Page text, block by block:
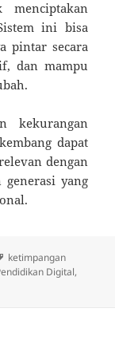
ini bisa
pintar secara
dan mampu
kekurangan
dapat
dengan
generasi yang
Tags
ketimpangan
Digital,